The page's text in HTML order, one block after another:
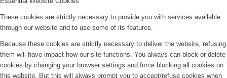
These cookies are strictly necessary to provide you with services available
through our website and to use some of its features.
Because these cookies are strictly necessary to deliver the website, refusing
them will have impact how our site functions. You always can block or delete
cookies by changing your browser settings and force blocking all cookies on
this website. But this will always prompt you to accept/refuse cookies when